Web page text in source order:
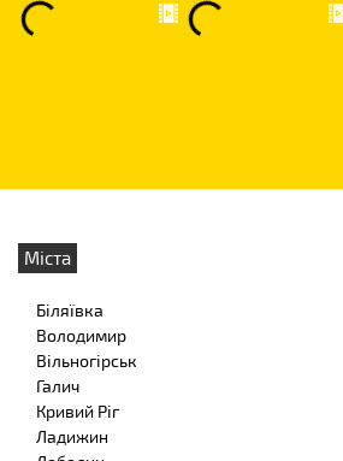
Міста
Біляївка
Володимир
Вільногірськ
Галич
Кривий Ріг
Ладижин